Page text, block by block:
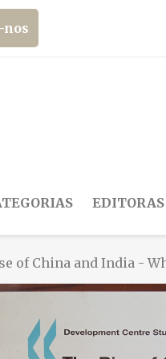
nos
EDITORAS
of China and India -